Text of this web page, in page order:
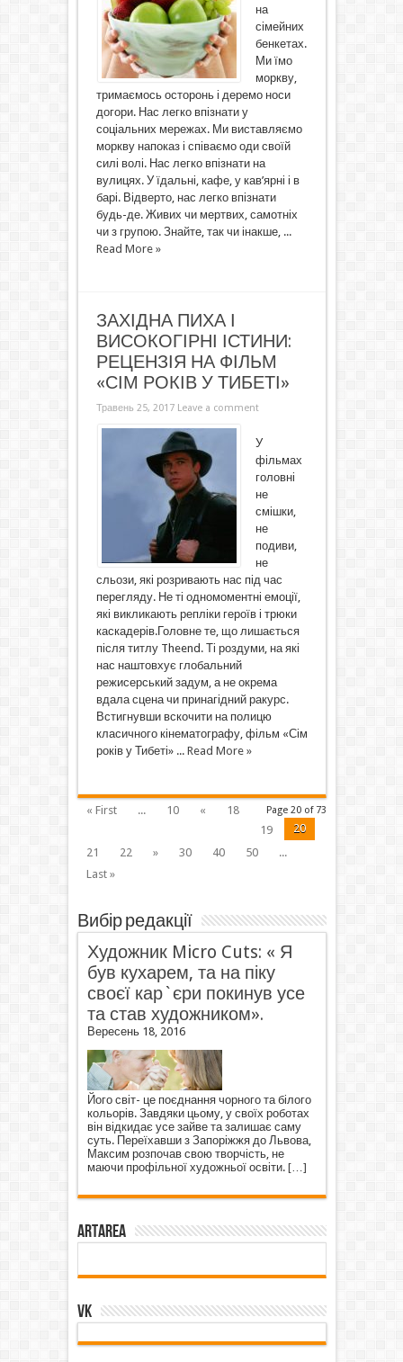
на
сімейних
бенкетах.
Ми їмо
моркву,
тримаємось осторонь і деремо носи
догори. Нас легко впізнати у
соціальних мережах. Ми виставляємо
моркву напоказ і співаємо оди своїй
силі волі. Нас легко впізнати на
вулицях. У їдальні, кафе, у кав’ярні і в
барі. Відверто, нас легко впізнати
будь-де. Живих чи мертвих, самотніх
чи з групою. Знайте, так чи інакше, ...
Read More »
ЗАХІДНА ПИХА І
ВИСОКОГІРНІ ІСТИНИ:
РЕЦЕНЗІЯ НА ФІЛЬМ
«СІМ РОКІВ У ТИБЕТІ»
Травень 25, 2017 Leave a comment
У
фільмах
головні
не
смішки,
не
подиви,
не
сльози, які розривають нас під час
перегляду. Не ті одномоментні емоції,
які викликають репліки героїв і трюки
каскадерів.Головне те, що лишається
після титлу Theend. Ті роздуми, на які
нас наштовхує глобальний
режисерський задум, а не окрема
вдала сцена чи принагідний ракурс.
Встигнувши вскочити на полицю
класичного кінематографу, фільм «Сім
років у Тибеті» ... Read More »
Page 20 of 73
« First ... 10 «
18
19
20
21
22 » 30 40 50
...
Last »
Вибір редакції
Художник Micro Cuts: « Я
був кухарем, та на піку
своєї кар`єри покинув усе
та став художником».
Вересень 18, 2016
Його світ- це поєднання чорного та білого
кольорів. Завдяки цьому, у своїх роботах
він відкидає усе зайве та залишає саму
суть. Переїхавши з Запоріжжя до Львова,
Максим розпочав свою творчість, не
маючи профільної художньої освіти. […]
ArtArea
VK